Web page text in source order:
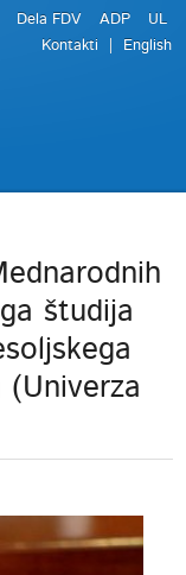
Dela FDV ADP
UL
Kontakti
English
študija